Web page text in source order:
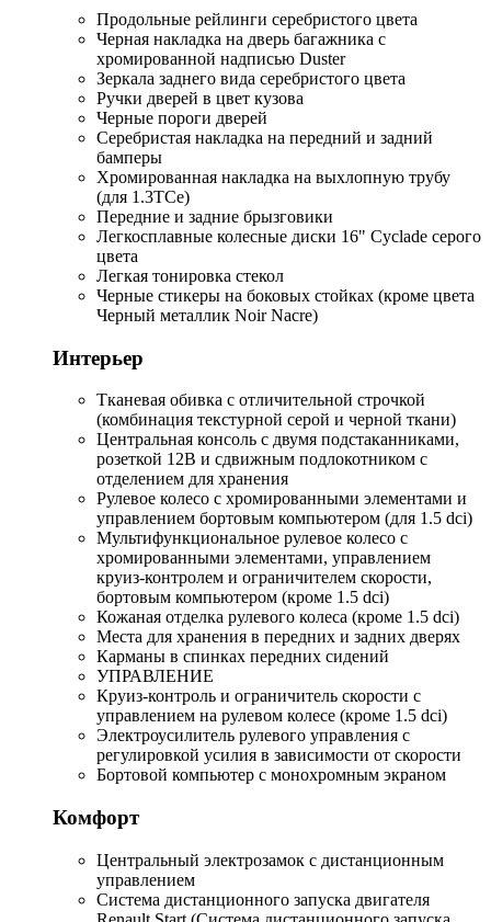
Продольные рейлинги серебристого цвета
Черная накладка на дверь багажника с
хромированной надписью Duster
Зеркала заднего вида серебристого цвета
Ручки дверей в цвет кузова
Черные пороги дверей
Серебристая накладка на передний и задний
бамперы
Хромированная накладка на выхлопную трубу
(для 1.3TCe)
Передние и задние брызговики
Легкосплавные колесные диски 16" Cyclade серого
цвета
Легкая тонировка стекол
Черные стикеры на боковых стойках (кроме цвета
Черный металлик Noir Nacre)
Интерьер
Тканевая обивка с отличительной строчкой
(комбинация текстурной серой и черной ткани)
Центральная консоль с двумя подстаканниками,
розеткой 12В и сдвижным подлокотником с
отделением для хранения
Рулевое колесо с хромированными элементами и
управлением бортовым компьютером (для 1.5 dci)
Мультифункциональное рулевое колесо с
хромированными элементами, управлением
круиз-контролем и ограничителем скорости,
бортовым компьютером (кроме 1.5 dci)
Кожаная отделка рулевого колеса (кроме 1.5 dci)
Места для хранения в передних и задних дверях
Карманы в спинках передних сидений
УПРАВЛЕНИЕ
Круиз-контроль и ограничитель скорости с
управлением на рулевом колесе (кроме 1.5 dci)
Электроусилитель рулевого управления с
регулировкой усилия в зависимости от скорости
Бортовой компьютер с монохромным экраном
Комфорт
Центральный электрозамок с дистанционным
управлением
Система дистанционного запуска двигателя